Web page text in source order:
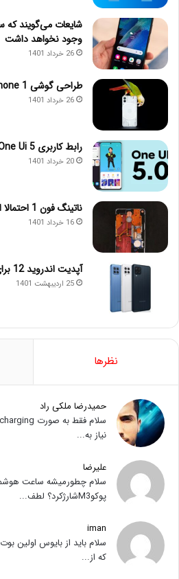
وجود نخواهد داشت
26 خرداد 1401
طراحی گوشی Nothing phone 1 فاش شد
26 خرداد 1401
رابط کاربری One Ui 5 روانتر و یکپارچه تر می‌شود
20 خرداد 1401
ناتینگ فون 1 احتمالا این هفته معرفی می‌شود
16 خرداد 1401
آپدیت اندروید 12 برای گلکسی M22 منتشر شد
25 اردیبهشت 1401
نظرها
حمیدرضا ملکی راد
نیاز به...
علیرضا
سلام چطورمیشه ساعت
پوکوM3شارژکرد؟ لطف...
iman
سلام باید از بایوس اولین
که از...